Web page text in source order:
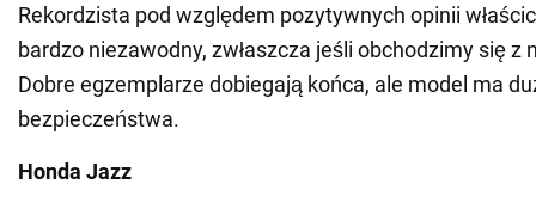
Rekordzista pod względem pozytywnych opinii
bardzo niezawodny, zwłaszcza jeśli obchodzimy się z
Dobre egzemplarze dobiegają końca, ale model ma
bezpieczeństwa.
Honda Jazz